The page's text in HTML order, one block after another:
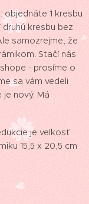
objednáte 1 kresbu
kresbu bez
samozrejme, že
Stačí nás
- prosíme o
sa vám vedeli
nový. Má
je veľkosť
15,5 x 20,5 cm